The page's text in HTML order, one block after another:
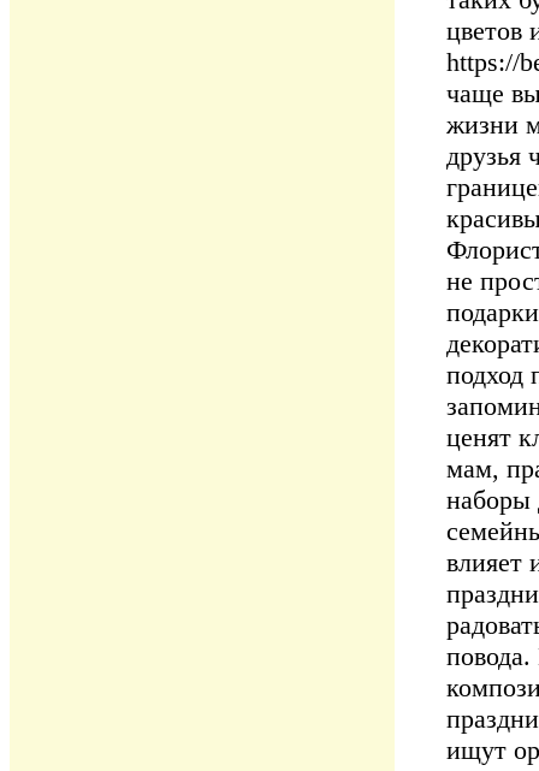
цветов
https://
чаще
жизни
друзья
не
подход
ценят
мам,
наборы
влияет
ищут